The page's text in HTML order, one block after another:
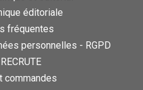
éditoriale
fréquentes
personnelles - RGPD
commandes